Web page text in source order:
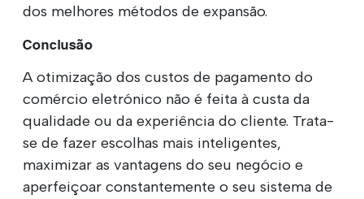
dos melhores métodos de expansão.
Conclusão
A otimização dos custos de pagamento do
comércio eletrónico não é feita à custa da
qualidade ou da experiência do cliente. Trata-
se de fazer escolhas mais inteligentes,
maximizar as vantagens do seu negócio e
aperfeiçoar constantemente o seu sistema de